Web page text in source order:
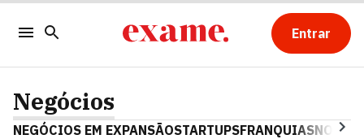
Entrar
Negócios
NEGÓCIOS EM EXPANSÃOSTARTUPSFRANQUIAS